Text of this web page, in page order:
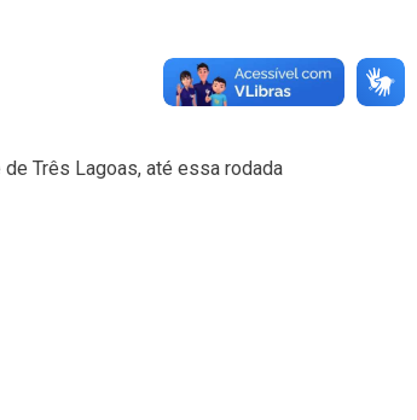
Três Lagoas, até essa rodada